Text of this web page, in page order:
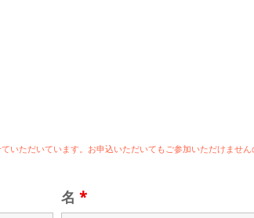
いただいています。お申込いただいてもご参加いただけません
名*